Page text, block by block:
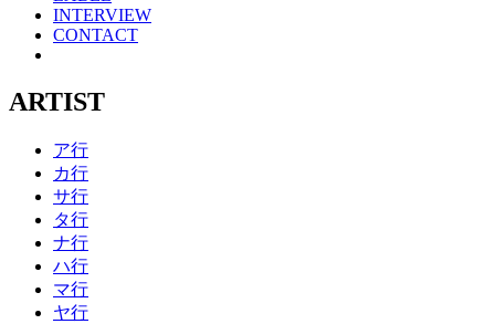
INTERVIEW
CONTACT
ARTIST
ア行
カ行
サ行
タ行
ナ行
ハ行
マ行
ヤ行